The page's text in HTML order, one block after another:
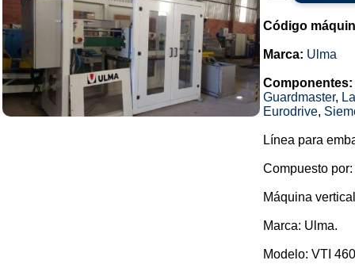
Código
Marca: Ulma
Componentes:
Guardmaster,
Eurodrive,
Línea para
Compuesto por:
Máquina
Marca: Ulma.
Modelo: VTI